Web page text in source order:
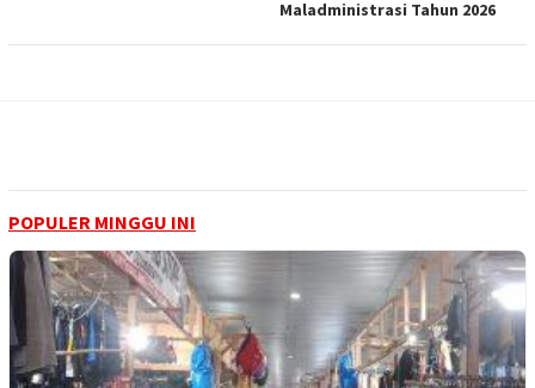
Maladministrasi Tahun 2026
POPULER MINGGU INI